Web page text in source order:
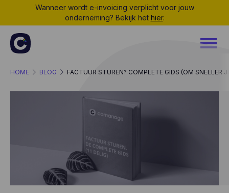
Wanneer wordt e-invoicing verplicht voor jouw
onderneming? Bekijk het hier.
HOME BLOG FACTUUR STUREN? COMPLETE GIDS (OM SNELLER